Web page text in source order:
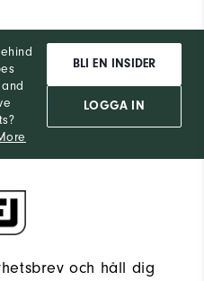
BLI EN INSIDER
LOGGA IN
och håll dig